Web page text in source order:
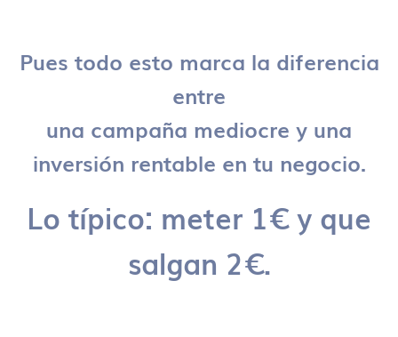
Pues todo esto marca la diferencia
entre
una campaña mediocre y una
inversión rentable en tu negocio.
Lo típico: meter 1€ y que
salgan 2€.